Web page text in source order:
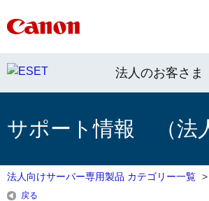
法人のお客さま
サポート情報 （法
法人向けサーバー専用製品 カテゴリー一覧 >
戻る